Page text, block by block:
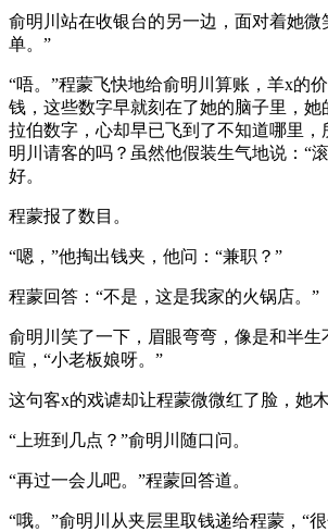
俞明川站在收银台的另一边，面对着她微
单。”
“唔。”程蒙飞快地给俞明川算账，羊x的
钱，这些数字早就刻在了她的脑子里，她
拉伯数字，心却早已飞到了不知道哪里
明川请客的吗？虽然他假装生气地说：“
好。
程蒙报了数目。
“嗯，”他掏出钱夹，他问：“兼职？”
程蒙回答：“不是，这是我家的火锅店。”
俞明川笑了一下，眉眼弯弯，像是和半生
暄，“小老板娘呀。”
这句客x的戏谑却让程蒙微微红了脸，她
“上班到几点？”俞明川随口问。
“再过一会儿吧。”程蒙回答道。
“哦。”俞明川从夹层里取钱递给程蒙，“